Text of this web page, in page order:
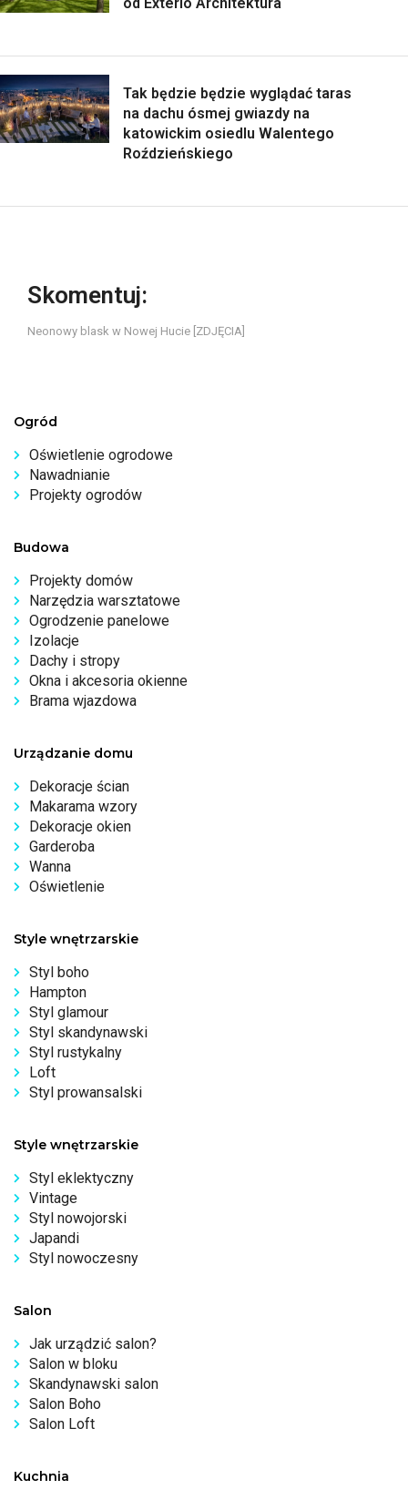
Tak będzie będzie wyglądać taras
na dachu ósmej gwiazdy na
katowickim osiedlu Walentego
Roździeńskiego
Skomentuj:
Neonowy blask w Nowej Hucie [ZDJĘCIA]
Ogród
Oświetlenie ogrodowe
Nawadnianie
Projekty ogrodów
Budowa
Projekty domów
Narzędzia warsztatowe
Ogrodzenie panelowe
Izolacje
Dachy i stropy
Okna i akcesoria okienne
Brama wjazdowa
Urządzanie domu
Dekoracje ścian
Makarama wzory
Dekoracje okien
Garderoba
Wanna
Oświetlenie
Style wnętrzarskie
Styl boho
Hampton
Styl glamour
Styl skandynawski
Styl rustykalny
Loft
Styl prowansalski
Style wnętrzarskie
Styl eklektyczny
Vintage
Styl nowojorski
Japandi
Styl nowoczesny
Salon
Jak urządzić salon?
Salon w bloku
Skandynawski salon
Salon Boho
Salon Loft
Kuchnia